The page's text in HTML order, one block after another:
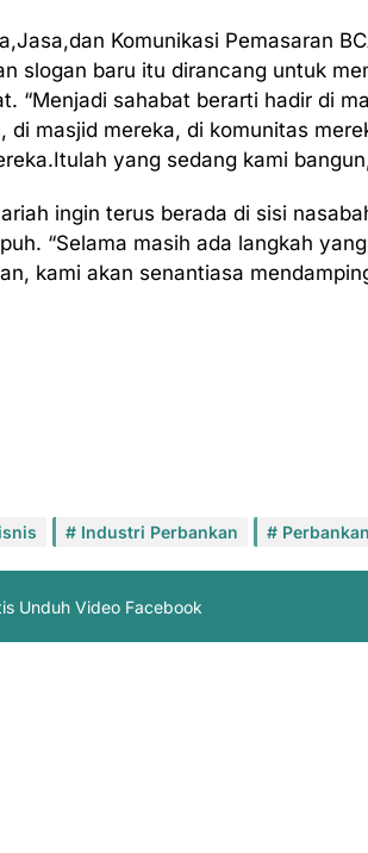
Komunikasi Pemasaran
slogan baru itu dirancang untuk
“Menjadi sahabat berarti hadir di
di masjid mereka, di komunitas
yang sedang kami
ingin terus berada di sisi
“Selama masih ada langkah
kami akan senantiasa
Industri Perbankan
Unduh Video Facebook